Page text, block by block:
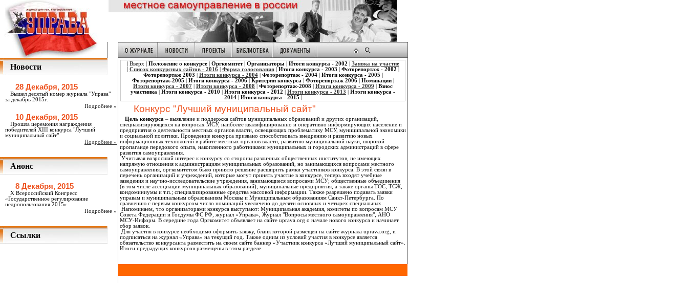
Новости
28 Декабря, 2015
Вышел десятый номер журнала "Управа"
за декабрь 2015г.
Подробнее »
10 Декабря, 2015
Прошла церемония награждения
победителей XIII конкурса "Лучший
муниципальный сайт"
Подробнее »
Анонс
8 Декабря, 2015
X Всероссийский Конгресс
«Государственное регулирование
недропользования 2015»
Подробнее »
Ссылки
| Вверх | Положение о конкурсе| Оргкомитет| Организаторы| Итоги конкурса - 2002
Заявка на участие
Список конкурсных сайтов - 2016| Форма голосования| Итоги конкурса - 2003 Фоторепортаж - 2002
Фоторепортаж 2003
Итоги конкурса - 2004| Фоторепортаж - 2004| Итоги конкурса - 2005
Фоторепортаж-2005
Итоги конкурса - 2006| Критерии конкурса Фоторепортаж 2006| Номинации|
Итоги конкурса - 2007
Итоги конкурса - 2008 Фоторепортаж-2008 Итоги конкурса - 2009
Взнос
участника
Итоги конкурса - 2010 Итоги конкурса - 2012 Итоги конкурса - 2013
Итоги конкурса -
2014| Итоги конкурса - 2015
Конкурс "Лучший муниципальный сайт"
Цель конкурса – выявление и поддержка сайтов муниципальных образований и других организаций,
специализирующихся на вопросах МСУ, наиболее квалифицированно и оперативно информирующих население и
предприятия о деятельности местных органов власти, освещающих проблематику МСУ, муниципальной экономики
и социальной политики. Проведение конкурса призвано способствовать внедрению и развитию новых
информационных технологий в работе местных органов власти, развитию муниципальной науки, широкой
пропаганде передового опыта, накопленного работниками муниципальных и городских администраций в сфере
развития самоуправления.
Учитывая возросший интерес к конкурсу со стороны различных общественных институтов, не имеющих
напрямую отношения к администрациям муниципальных образований, но занимающихся вопросами местного
самоуправления, оргкомитетом было принято решение расширить рамки участников конкурса. В этой связи в
перечень организаций и учреждений, которые могут принять участие в конкурсе, теперь входят учебные
заведения и научно-исследовательские учреждения, занимающиеся вопросами МСУ; общественные объединения
(в том числе ассоциации муниципальных образований); муниципальные предприятия, а также органы ТОС, ТСЖ,
кондоминиумы и т.п.; специализированные средства массовой информации. Также разрешено подавать заявки
управам и муниципальным образованиям Москвы и Муниципальным образованиям Санкт-Петербурга. По
сравнению с первым конкурсом число номинаций увеличено до десяти основных и четырех специальных.
Напоминаем, что организаторами конкурса выступают: Муниципальная академия, комитеты по вопросам МСУ
Совета Федерации и Госдумы ФС РФ, журнал «Управа», Журнал "Вопросы местного самоуправления", АНО
МСУ-Информ. В середине года Оргкомитет объявляет на сайте uprava.org о начале нового конкурса и начинает
сбор заявок.
Для участия в конкурсе необходимо оформить заявку, бланк которой размещен на сайте журнала uprava.org, и
подписаться на журнал «Управа» на текущий год. Также одним из условий участия в конкурсе является
обязательство конкурсанта разместить на своем сайте баннер «Участник конкурса «Лучший муниципальный сайт».
Итоги предыдущих конкурсов размещены в этом разделе.